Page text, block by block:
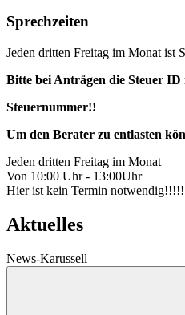
Sprechzeiten
Jeden dritten Freitag im Monat ist
Bitte bei Anträgen die Steuer
Steuernummer!!
Um den Berater zu entlasten
Jeden dritten Freitag im Monat
Von 10:00 Uhr - 13:00Uhr
Hier ist kein Termin notwendig!!!!!
Aktuelles
News-Karussell